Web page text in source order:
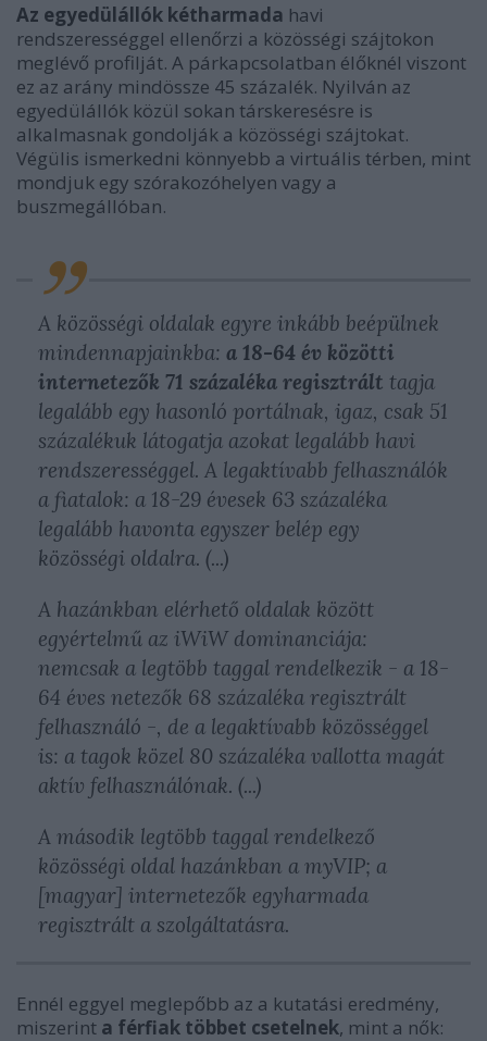
Az egyedülállók kétharmada havi
rendszerességgel ellenőrzi a közösségi szájtokon
meglévő profilját. A párkapcsolatban élőknél viszont
ez az arány mindössze 45 százalék. Nyilván az
egyedülállók közül sokan társkeresésre is
alkalmasnak gondolják a közösségi szájtokat.
Végülis ismerkedni könnyebb a virtuális térben, mint
mondjuk egy szórakozóhelyen vagy a
buszmegállóban.
A közösségi oldalak egyre inkább beépülnek
mindennapjainkba: a 18-64 év közötti
internetezők 71 százaléka regisztrált tagja
legalább egy hasonló portálnak, igaz, csak 51
százalékuk látogatja azokat legalább havi
rendszerességgel. A legaktívabb felhasználók
a fiatalok: a 18-29 évesek 63 százaléka
legalább havonta egyszer belép egy
közösségi oldalra. (...)
A hazánkban elérhető oldalak között
egyértelmű az iWiW dominanciája:
nemcsak a legtöbb taggal rendelkezik - a 18-
64 éves netezők 68 százaléka regisztrált
felhasználó -, de a legaktívabb közösséggel
is: a tagok közel 80 százaléka vallotta magát
aktív felhasználónak. (...)
A második legtöbb taggal rendelkező
közösségi oldal hazánkban a myVIP; a
[magyar] internetezők egyharmada
regisztrált a szolgáltatásra.
Ennél eggyel meglepőbb az a kutatási eredmény,
miszerint a férfiak többet csetelnek, mint a nők: